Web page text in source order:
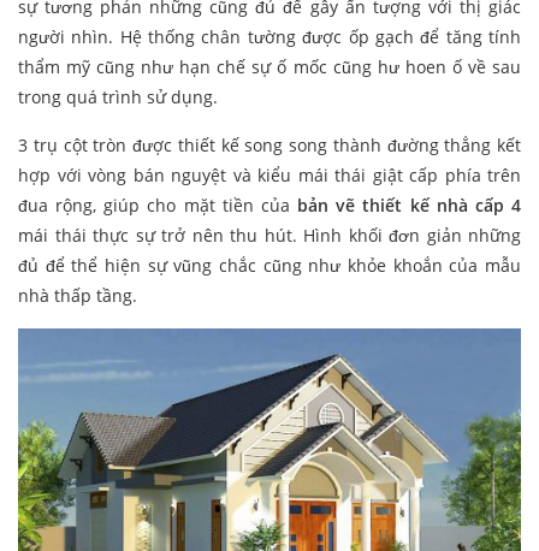
sự tương phản những cũng đủ để gây ấn tượng với thị giác
người nhìn. Hệ thống chân tường được ốp gạch để tăng tính
thẩm mỹ cũng như hạn chế sự ố mốc cũng hư hoen ố về sau
trong quá trình sử dụng.
3 trụ cột tròn được thiết kế song song thành đường thẳng kết
hợp với vòng bán nguyệt và kiểu mái thái giật cấp phía trên
đua rộng, giúp cho mặt tiền của bản vẽ thiết kế nhà cấp 4
mái thái thực sự trở nên thu hút. Hình khối đơn giản những
đủ để thể hiện sự vũng chắc cũng như khỏe khoắn của mẫu
nhà thấp tầng.